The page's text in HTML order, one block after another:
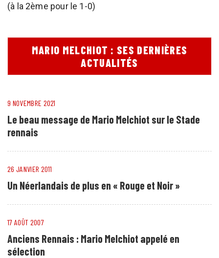
(à la 2ème pour le 1-0)
MARIO MELCHIOT : SES DERNIÈRES
ACTUALITÉS
9 NOVEMBRE 2021
Le beau message de Mario Melchiot sur le Stade
rennais
26 JANVIER 2011
Un Néerlandais de plus en « Rouge et Noir »
17 AOÛT 2007
Anciens Rennais : Mario Melchiot appelé en
sélection